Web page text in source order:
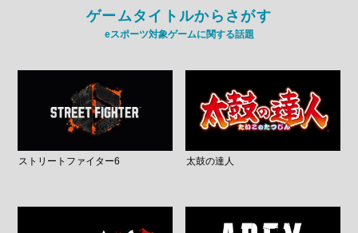
ゲームタイトルからさがす
eスポーツ対象ゲームに関する話題
ストリートファイター6 太鼓の達人